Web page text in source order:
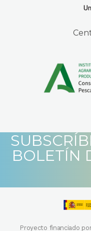
BOLETÍN
Proyecto financiado